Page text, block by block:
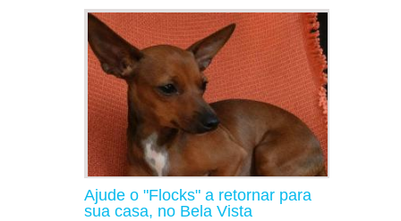
Ajude o "Flocks" a retornar para
sua casa, no Bela Vista